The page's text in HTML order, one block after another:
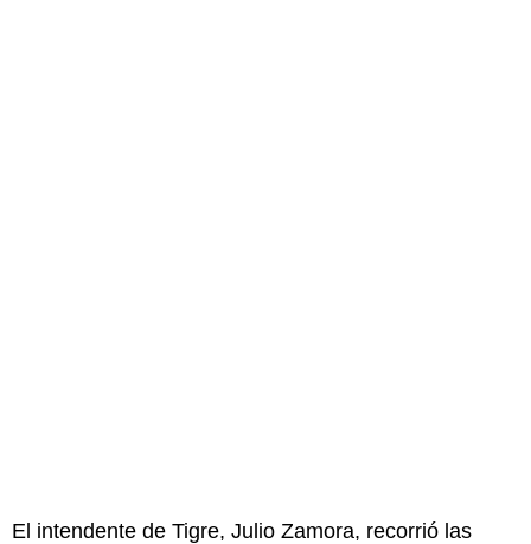
El intendente de Tigre, Julio Zamora, recorrió las